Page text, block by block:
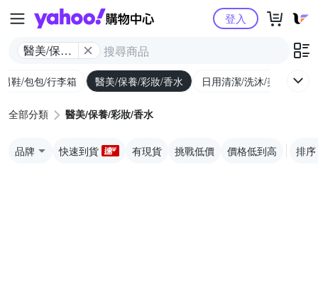
Yahoo購物中心
醫美/保養/
登入
鞋/包包/行李箱 醫美/保養/彩妝/香水 日用清潔/洗沐/美髮
全部分類 醫美/保養/彩妝/香水
品牌 快速到貨 有現貨 挑戰低價 價格低到高 排序